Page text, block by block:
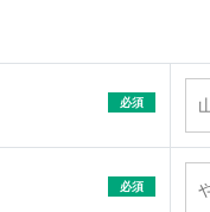
必須
必須